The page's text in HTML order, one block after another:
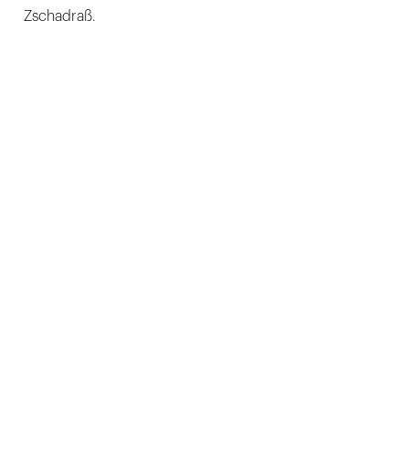
Zschadraß.